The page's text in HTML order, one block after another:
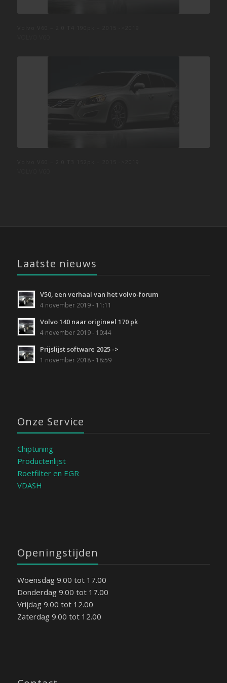
Laatste nieuws
V50, een verhaal van het volvo-forum
4 november 2019 - 11:11
Volvo 140 naar origineel 170 pk
4 november 2019 - 10:44
Prijslijst software 2025 ->
1 november 2018 - 18:59
Onze Service
Chiptuning
Productenlijst
Roetfilter en EGR
VDASH
Openingstijden
Woensdag 9.00 tot 17.00
Donderdag 9.00 tot 17.00
Vrijdag 9.00 tot 12.00
Zaterdag 9.00 tot 12.00